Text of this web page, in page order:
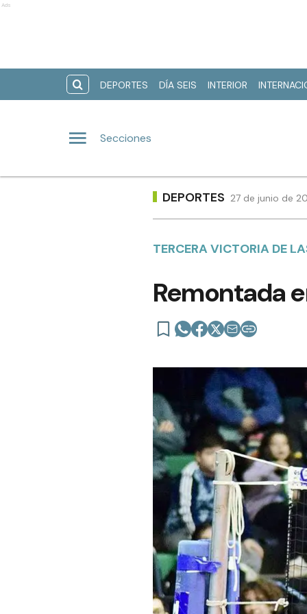
Ads
DEPORTES DÍA SEIS INTERIOR
Secciones
DEPORTES 27 de junio de
TERCERA VICTORIA DE
Remontada